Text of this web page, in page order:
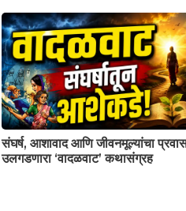
संघर्ष, आशावाद आणि जीवनमूल्यांचा
उलगडणारा ‘वादळवाट’ कथासंग्रह